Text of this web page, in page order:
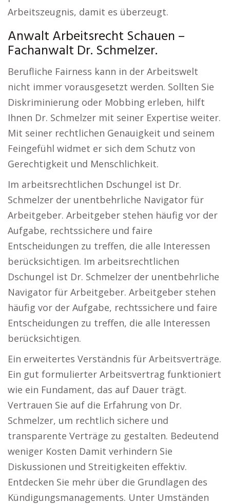
Arbeitszeugnis, damit es überzeugt.
Anwalt Arbeitsrecht Schauen –
Fachanwalt Dr. Schmelzer.
Berufliche Fairness kann in der Arbeitswelt
nicht immer vorausgesetzt werden. Sollten Sie
Diskriminierung oder Mobbing erleben, hilft
Ihnen Dr. Schmelzer mit seiner Expertise weiter.
Mit seiner rechtlichen Genauigkeit und seinem
Feingefühl widmet er sich dem Schutz von
Gerechtigkeit und Menschlichkeit.
Im arbeitsrechtlichen Dschungel ist Dr.
Schmelzer der unentbehrliche Navigator für
Arbeitgeber. Arbeitgeber stehen häufig vor der
Aufgabe, rechtssichere und faire
Entscheidungen zu treffen, die alle Interessen
berücksichtigen. Im arbeitsrechtlichen
Dschungel ist Dr. Schmelzer der unentbehrliche
Navigator für Arbeitgeber. Arbeitgeber stehen
häufig vor der Aufgabe, rechtssichere und faire
Entscheidungen zu treffen, die alle Interessen
berücksichtigen.
Ein erweitertes Verständnis für Arbeitsverträge.
Ein gut formulierter Arbeitsvertrag funktioniert
wie ein Fundament, das auf Dauer trägt.
Vertrauen Sie auf die Erfahrung von Dr.
Schmelzer, um rechtlich sichere und
transparente Verträge zu gestalten. Bedeutend
weniger Kosten Damit verhindern Sie
Diskussionen und Streitigkeiten effektiv.
Entdecken Sie mehr über die Grundlagen des
Kündigungsmanagements. Unter Umständen